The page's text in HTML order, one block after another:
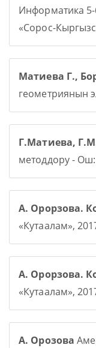
Информатика 5-
«Сорос-
Матиева Г.,
геометриянын
Г.Матиева,
методдору -
А. Орорзова.
«Кутаалам»,
А. Орорзова.
«Кутаалам»,
А. Орозова